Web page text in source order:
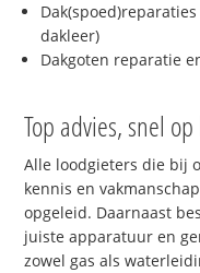
dakleer)
Dakgoten reparatie
Top advies, snel
Alle loodgieters die bij
kennis en
opgeleid. Daarnaast
juiste apparatuur en
zowel gas als